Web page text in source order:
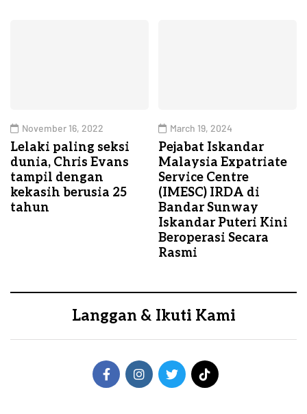
November 16, 2022
Lelaki paling seksi
dunia, Chris Evans
tampil dengan
kekasih berusia 25
tahun
March 19, 2024
Pejabat Iskandar
Malaysia Expatriate
Service Centre
(IMESC) IRDA di
Bandar Sunway
Iskandar Puteri Kini
Beroperasi Secara
Rasmi
Langgan & Ikuti Kami